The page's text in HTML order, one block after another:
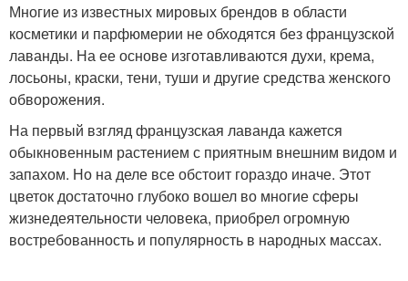
Многие из известных мировых брендов в области
косметики и парфюмерии не обходятся без французской
лаванды. На ее основе изготавливаются духи, крема,
лосьоны, краски, тени, туши и другие средства женского
обворожения.
На первый взгляд французская лаванда кажется
обыкновенным растением с приятным внешним видом и
запахом. Но на деле все обстоит гораздо иначе. Этот
цветок достаточно глубоко вошел во многие сферы
жизнедеятельности человека, приобрел огромную
востребованность и популярность в народных массах.